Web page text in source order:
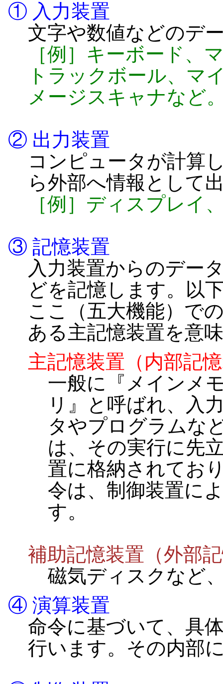
① 入力装置
文字や数値などのデ
［例］キーボード、
トラックボール、マ
メージスキャナなど
② 出力装置
コンピュータが計算
ら外部へ情報として
［例］ディスプレイ
③ 記憶装置
入力装置からのデー
どを記憶します。以
ここ（五大機能）で
ある主記憶装置を意
主記憶装置（内部記
一般に『メインメ
リ』と呼ばれ、入
タやプログラムな
は、その実行に先
置に格納されてお
令は、制御装置に
す。
補助記憶装置（外部
磁気ディスクなど
④ 演算装置
命令に基づいて、具
行います。その内部